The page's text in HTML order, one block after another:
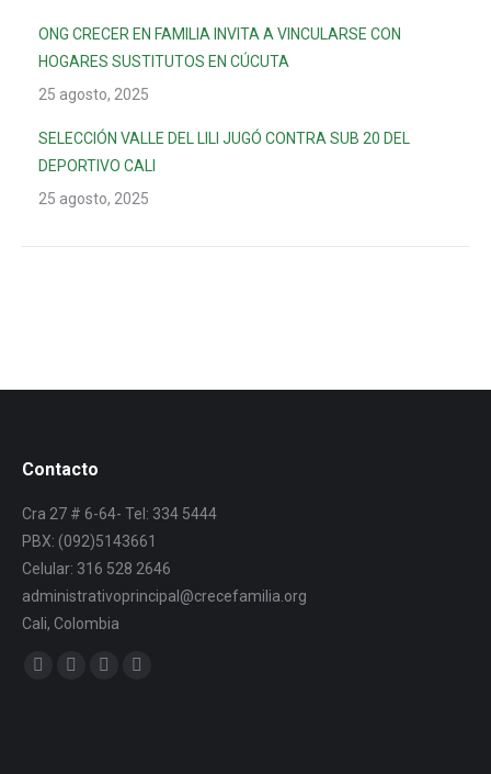
ONG CRECER EN FAMILIA INVITA A VINCULARSE CON
HOGARES SUSTITUTOS EN CÚCUTA
25 agosto, 2025
SELECCIÓN VALLE DEL LILI JUGÓ CONTRA SUB 20 DEL
DEPORTIVO CALI
25 agosto, 2025
Contacto
Cra 27 # 6-64- Tel: 334 5444
PBX: (092)5143661
Celular: 316 528 2646
administrativoprincipal@crecefamilia.org
Cali, Colombia
Find us on: